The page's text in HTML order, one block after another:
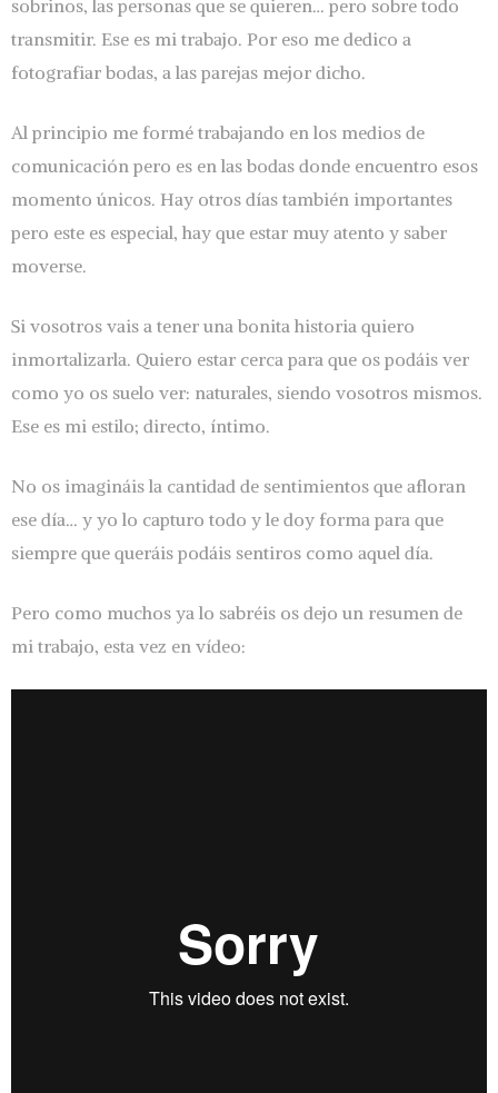
sobrinos, las personas que se quieren… pero sobre todo
transmitir. Ese es mi trabajo. Por eso me dedico a
fotografiar bodas, a las parejas mejor dicho.
Al principio me formé trabajando en los medios de
comunicación pero es en las bodas donde encuentro esos
momento únicos. Hay otros días también importantes
pero este es especial, hay que estar muy atento y saber
moverse.
Si vosotros vais a tener una bonita historia quiero
inmortalizarla. Quiero estar cerca para que os podáis ver
como yo os suelo ver: naturales, siendo vosotros mismos.
Ese es mi estilo; directo, íntimo.
No os imagináis la cantidad de sentimientos que afloran
ese día… y yo lo capturo todo y le doy forma para que
siempre que queráis podáis sentiros como aquel día.
Pero como muchos ya lo sabréis os dejo un resumen de
mi trabajo, esta vez en vídeo: